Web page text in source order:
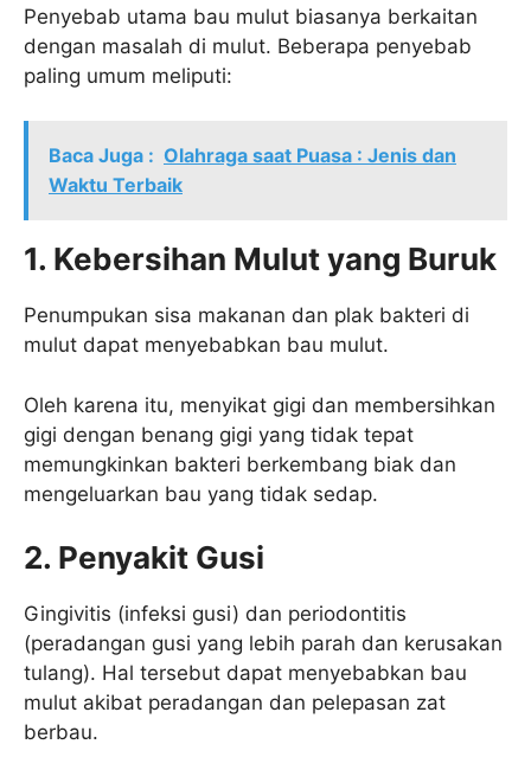
Penyebab utama bau mulut biasanya berkaitan
dengan masalah di mulut. Beberapa penyebab
paling umum meliputi:
Baca Juga : Olahraga saat Puasa : Jenis dan
Waktu Terbaik
1. Kebersihan Mulut yang Buruk
Penumpukan sisa makanan dan plak bakteri di
mulut dapat menyebabkan bau mulut.
Oleh karena itu, menyikat gigi dan membersihkan
gigi dengan benang gigi yang tidak tepat
memungkinkan bakteri berkembang biak dan
mengeluarkan bau yang tidak sedap.
2. Penyakit Gusi
Gingivitis (infeksi gusi) dan periodontitis
(peradangan gusi yang lebih parah dan kerusakan
tulang). Hal tersebut dapat menyebabkan bau
mulut akibat peradangan dan pelepasan zat
berbau.